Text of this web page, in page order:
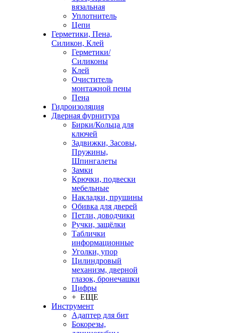
вязальная
Уплотнитель
Цепи
Герметики, Пена,
Силикон, Клей
Герметики/
Силиконы
Клей
Очиститель
монтажной пены
Пена
Гидроизоляция
Дверная фурнитура
Бирки/Кольца для
ключей
Задвижки, Засовы,
Пружины,
Шпингалеты
Замки
Крючки, подвески
мебельные
Накладки, прушины
Обивка для дверей
Петли, доводчики
Ручки, защёлки
Таблички
информационные
Уголки, упор
Цилиндровый
механизм, дверной
глазок, бронечашки
Цифры
+ ЕЩЕ
Инструмент
Адаптер для бит
Бокорезы,